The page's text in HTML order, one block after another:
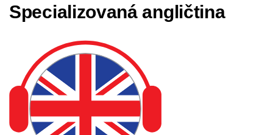
Specializovaná angličtina